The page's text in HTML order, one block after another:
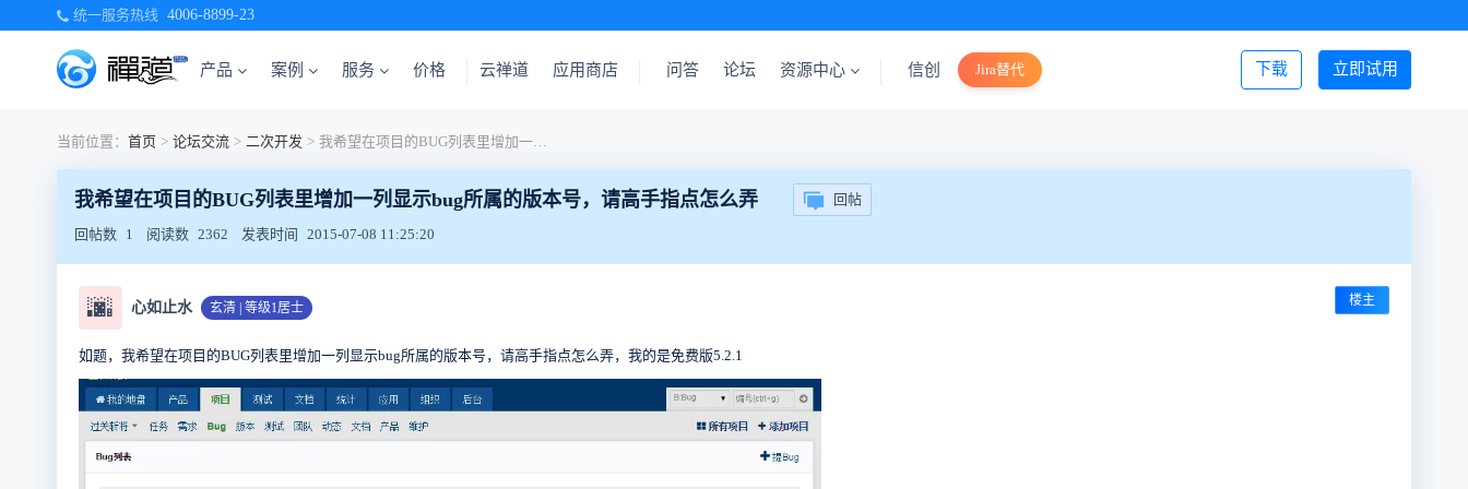
统一服务热线 4006-8899-23
产品 案例 服务 价格 立即试用
下载
云禅道 应用商店 问答 论坛 资源中心 信创 Jira替代 登录/注册
当前位置： 首页 > 论坛交流 > 二次开发 > 我希望在项目的BUG列表里增加一列显示bug所属的版本号，请高手指点怎么弄
我希望在项目的BUG列表里增加一列显示bug所属的版本号，请高手指点怎么弄 回帖
回帖数 1 阅读数 2362 发表时间 2015-07-08 11:25:20
🌆 心如止水 玄清 | 等级1居士 楼主
如题， 我希望在项目的BUG列表里增加一列显示bug所属的版本号，请高手指点怎么弄，我的是免费版5.2.1